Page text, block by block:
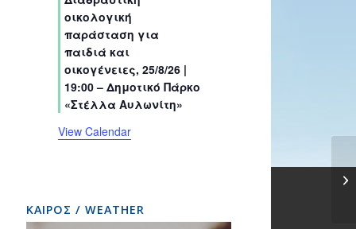
sssss
t
s
t
s
t
s
t
s
t
s
t
s
οικολογική
παράσταση για
παιδιά και
οικογένειες, 25/8/26 |
19:00 – Δημοτικό Πάρκο
«Στέλλα Αυλωνίτη»
View Calendar
ΚΑΙΡΟΣ / WEATHER